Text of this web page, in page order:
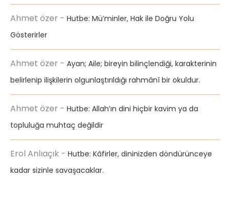
Ahmet özer - Hutbe: Mü’minler, Hak ile Doğru Yolu
Gösterirler
Ahmet özer - Ayan; Aile; bireyin bilinçlendiği, karakterinin
belirlenip ilişkilerin olgunlaştırıldığı rahmânî bir okuldur.
Ahmet özer - Hutbe: Allah’ın dini hiçbir kavim ya da
topluluğa muhtaç değildir
Erol Anlıaçık - Hutbe: Kâfirler, dininizden döndürünceye
kadar sizinle savaşacaklar.